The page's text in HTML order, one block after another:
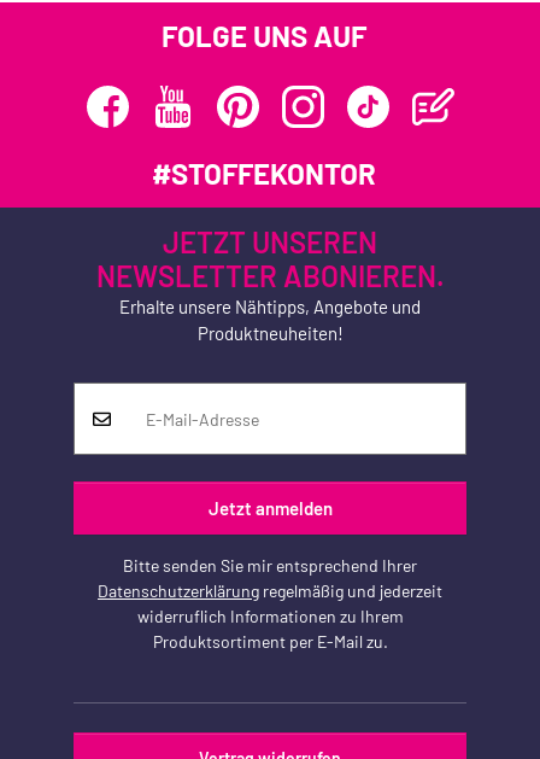
FOLGE UNS AUF
#STOFFEKONTOR
JETZT UNSEREN
NEWSLETTER ABONIEREN.
Erhalte unsere Nähtipps, Angebote und
Produktneuheiten!
Jetzt anmelden
Bitte senden Sie mir entsprechend Ihrer
Datenschutzerklärung regelmäßig und jederzeit
widerruflich Informationen zu Ihrem
Produktsortiment per E-Mail zu.